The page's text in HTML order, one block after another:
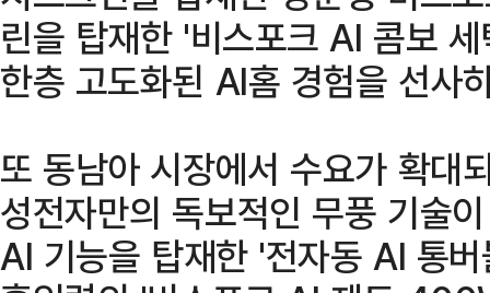
린을 탑재한 '비스포크 AI 콤보
한층 고도화된 AI홈 경험을 선사
또 동남아 시장에서 수요가 확대
성전자만의 독보적인 무풍 기술
AI 기능을 탑재한 '전자동 AI 통